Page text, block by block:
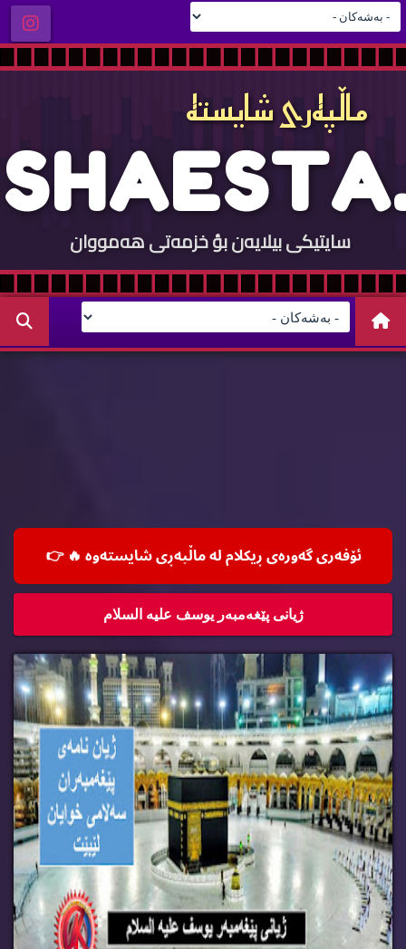
ماڵپه‌ری شایسته‌
SHAESTA.
COM
سایتيكی بيلایه‌ن بؤ خزمه‌تی هه‌مووان
ئۆفه‌ری گه‌وره‌ی ڕیكلام له‌ ماڵپه‌ڕی شایسته‌وه‌ 🔥👉
ژیانی پێغه‌مبه‌ر یوسف علیه‌ السلام